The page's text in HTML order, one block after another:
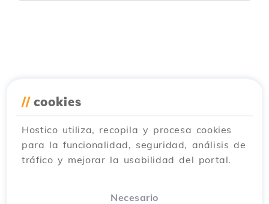
// cookies
Hostico utiliza, recopila y procesa cookies
para la funcionalidad, seguridad, análisis de
tráfico y mejorar la usabilidad del portal.
Necesario